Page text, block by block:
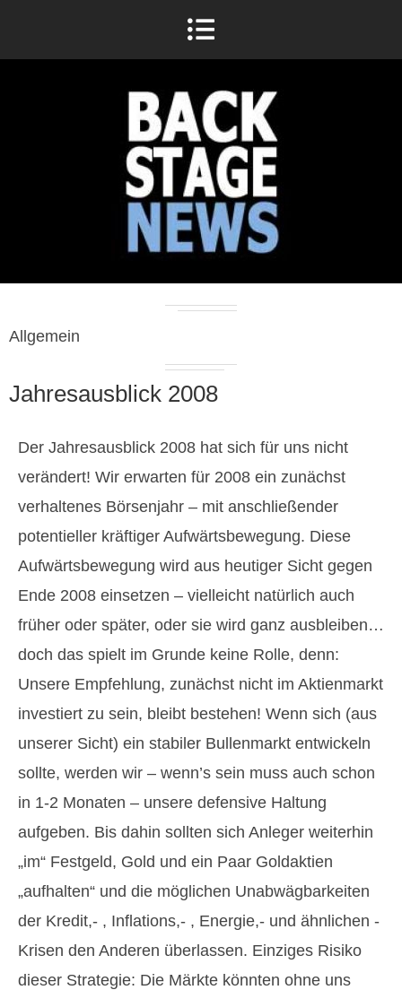
Allgemein
Jahresausblick 2008
Der Jahresausblick 2008 hat sich für uns nicht
verändert! Wir erwarten für 2008 ein zunächst
verhaltenes Börsenjahr – mit anschließender
potentieller kräftiger Aufwärtsbewegung. Diese
Aufwärtsbewegung wird aus heutiger Sicht gegen
Ende 2008 einsetzen – vielleicht natürlich auch
früher oder später, oder sie wird ganz ausbleiben…
doch das spielt im Grunde keine Rolle, denn:
Unsere Empfehlung, zunächst nicht im Aktienmarkt
investiert zu sein, bleibt bestehen! Wenn sich (aus
unserer Sicht) ein stabiler Bullenmarkt entwickeln
sollte, werden wir – wenn’s sein muss auch schon
in 1-2 Monaten – unsere defensive Haltung
aufgeben. Bis dahin sollten sich Anleger weiterhin
„im“ Festgeld, Gold und ein Paar Goldaktien
„aufhalten“ und die möglichen Unabwägbarkeiten
der Kredit,- , Inflations,- , Energie,- und ähnlichen -
Krisen den Anderen überlassen. Einziges Risiko
dieser Strategie: Die Märkte könnten ohne uns